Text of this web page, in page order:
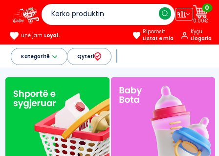
🇦🇱
0
0.00€
unë jam Loyal.
Riporosit
Listat e mia
Kyçu
Llogaria
Kategoritë Qyteti